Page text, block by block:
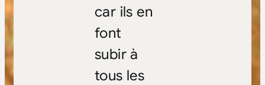
car ils en
font
subir à
tous les